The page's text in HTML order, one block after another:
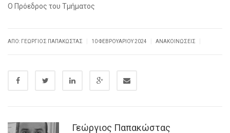
Ο Πρόεδρος του Τμήματος
ΑΠΌ: ΓΕΏΡΓΙΟΣ ΠΑΠΑΚΏΣΤΑΣ 10 ΦΕΒΡΟΥΑΡΊΟΥ 2024 ΑΝΑΚΟΙΝΏΣΕΙΣ
Γεώργιος Παπακώστας